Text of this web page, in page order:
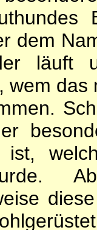
dem
läuft
wem das
ist,